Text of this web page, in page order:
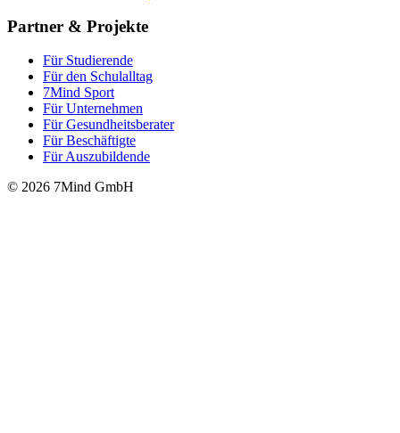
Partner & Projekte
Für Stu­die­rende
Für den Schulalltag
7Mind Sport
Für Unter­neh­men
Für Gesund­heits­be­ra­ter
Für Beschäftigte
Für Auszubildende
© 2026 7Mind GmbH